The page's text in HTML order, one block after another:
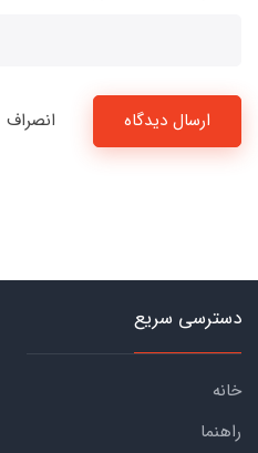
ارسال دیدگاه انصراف
دسترسی سریع
خانه
راهنما